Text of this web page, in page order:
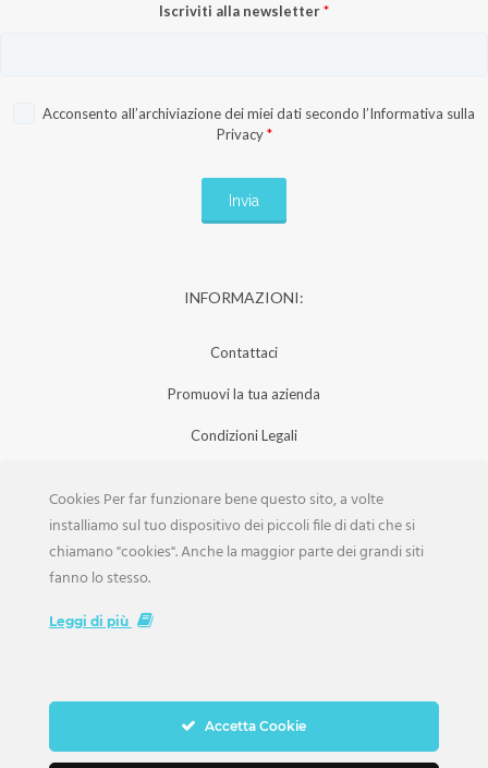
Iscriviti alla newsletter*
Acconsento all’archiviazione dei miei dati secondo l’Informativa sulla
Privacy *
INFORMAZIONI:
Contattaci
Promuovi la tua azienda
Condizioni Legali
Iscrizione Aziende
Scarica la Rivista
Cookies Per far funzionare bene questo sito, a volte
installiamo sul tuo dispositivo dei piccoli file di dati che si
chiamano "cookies". Anche la maggior parte dei grandi siti
fanno lo stesso.
Leggi di più
Accetta Cookie